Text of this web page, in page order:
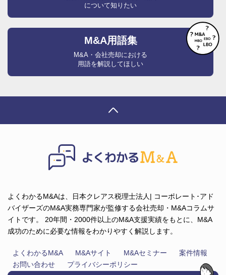
について知りたい
M&A用語集
M&A・会社売却における
用語を解説してほしい
よくわかるM&Aは、日本クレアス税理士法人| コーポレート･アド
バイザーズのM&A実務専門家が監修する会社売却・M&Aコラムサ
イトです。 20年間・2000件以上のM&A支援実績をもとに、M&A
成功のために必要な情報をわかりやすく解説します。
よくわかるM&A M&Aサイト M&Aセミナー
案件情報
お問い合わせ
プライバシーポリシー